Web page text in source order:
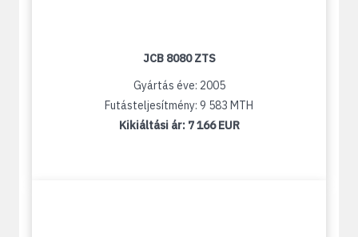
JCB 8080 ZTS
Gyártás éve: 2005
Futásteljesítmény: 9 583 MTH
Kikiáltási ár: 7 166 EUR